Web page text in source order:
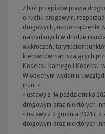
Zbiór przepisów prawa
o ruchu drogowym,
drogowych, rozporządzenie
nakładanych w drodze
wykroczeń, taryﬁkator
kierowców naruszających
Kodeksu karnego i Kodeksu
W obecnym wydaniu
m.in. z:
• ustawy z 14 października
drogowym oraz niektórych
• ustawy z 2 grudnia 2021 r.
drogowym oraz niektórych